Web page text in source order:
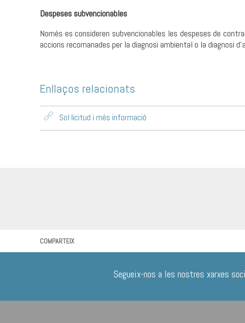
Despeses subvencionables
Només es consideren subvencionables les despeses de
accions recomanades per la diagnosi ambiental o la diagnosi
Enllaços relacionats
Sol·licitud i més informació
COMPARTEIX
Segueix-nos a les nostres xarxes